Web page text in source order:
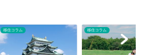
移住コラム 移住コラム